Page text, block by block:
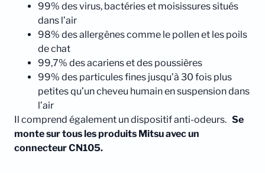
99% des virus, bactéries et moisissures situés
dans l’air
98% des allergènes comme le pollen et les poils
de chat
99,7% des acariens et des poussières
99% des particules fines jusqu’à 30 fois plus
petites qu’un cheveu humain en suspension dans
l’air
Il comprend également un dispositif anti-odeurs. Se
monte sur tous les produits Mitsu avec un
connecteur CN105.